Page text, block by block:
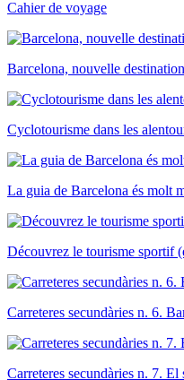
Cahier de voyage
Barcelona, nouvelle
Cyclotourisme dans les
La guia de Barcelona és molt
Découvrez le tourisme sportif
Carreteres secundàries n. 6.
Carreteres secundàries n. 7.